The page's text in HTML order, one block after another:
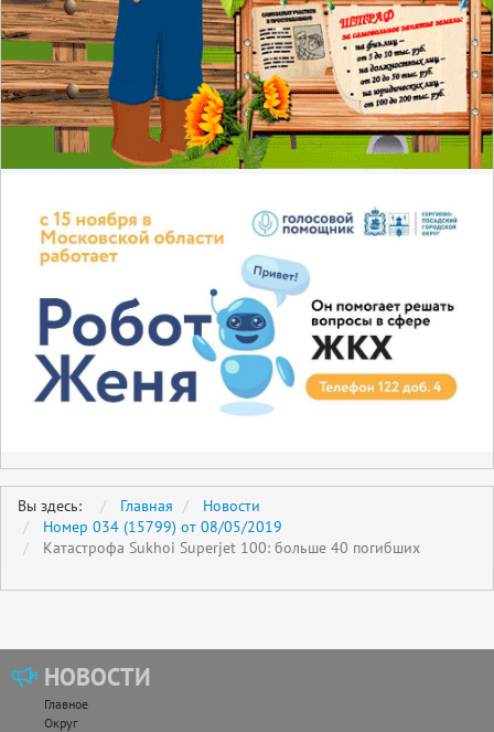
Вы здесь: Главная
Новости
Номер 034 (15799) от 08/05/2019
Катастрофа Sukhoi Superjet 100: больше 40 погибших
НОВОСТИ
Главное
Округ